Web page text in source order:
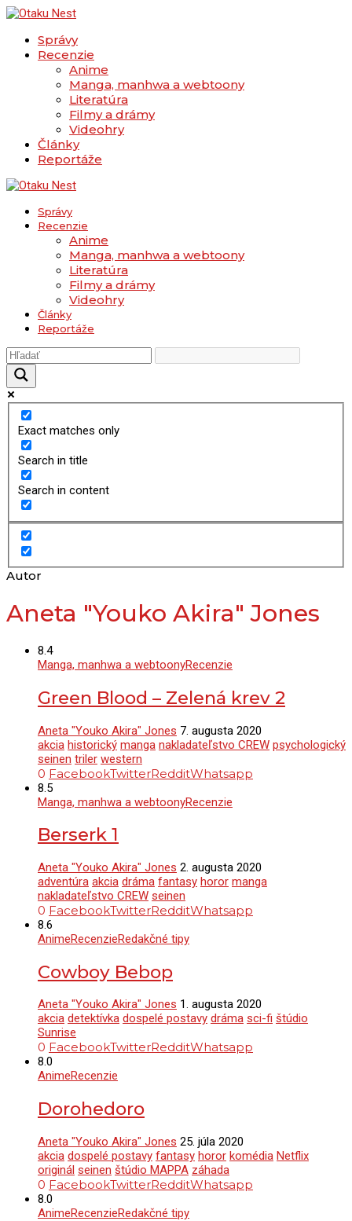
Správy
Recenzie
Anime
Manga, manhwa a webtoony
Literatúra
Filmy a drámy
Videohry
Články
Reportáže
Správy
Recenzie
Anime
Manga, manhwa a webtoony
Literatúra
Filmy a drámy
Videohry
Články
Reportáže
Exact matches only
Search in title
Search in content
Autor
Aneta "Youko Akira" Jones
8.4
Manga, manhwa a webtoonyRecenzie
Green Blood – Zelená krev 2
Aneta "Youko Akira" Jones 7. augusta 2020
akcia historický manga nakladateľstvo CREW psychologický
seinen triler western
0 FacebookTwitterRedditWhatsapp
8.5
Manga, manhwa a webtoonyRecenzie
Berserk 1
Aneta "Youko Akira" Jones 2. augusta 2020
adventúra akcia dráma fantasy horor manga
nakladateľstvo CREW seinen
0 FacebookTwitterRedditWhatsapp
8.6
AnimeRecenzieRedakčné tipy
Cowboy Bebop
Aneta "Youko Akira" Jones 1. augusta 2020
akcia detektívka dospelé postavy dráma sci-fi štúdio
Sunrise
0 FacebookTwitterRedditWhatsapp
8.0
AnimeRecenzie
Dorohedoro
Aneta "Youko Akira" Jones 25. júla 2020
akcia dospelé postavy fantasy horor komédia Netflix
originál seinen štúdio MAPPA záhada
0 FacebookTwitterRedditWhatsapp
8.0
AnimeRecenzieRedakčné tipy